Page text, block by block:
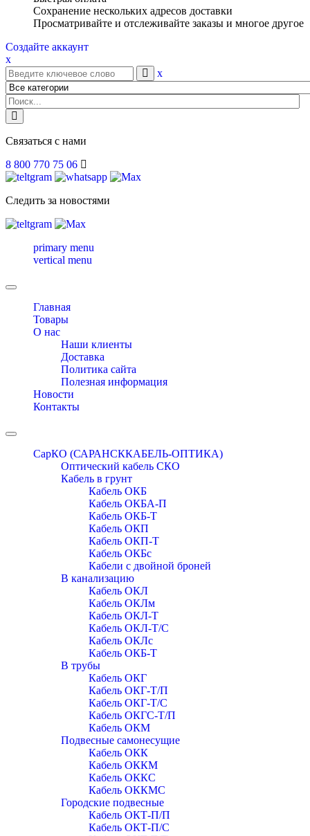
Сохранение нескольких адресов доставки
Просматривайте и отслеживайте заказы и многое другое
Создайте аккаунт
x
x
Связаться с нами
8 800 770 75 06
Следить за новостями
primary menu
vertical menu
Toggle
navigationГлавная
Товары
О нас
Наши клиенты
Доставка
Политика сайта
Полезная информация
Новости
Контакты
Toggle
navigationСарКО (САРАНСККАБЕЛЬ-ОПТИКА)
Оптический кабель СКО
Кабель в грунт
Кабель ОКБ
Кабель ОКБА-П
Кабель ОКБ-Т
Кабель ОКП
Кабель ОКП-Т
Кабель ОКБc
Кабели с двойной броней
В канализацию
Кабель ОКЛ
Кабель ОКЛм
Кабель ОКЛ-Т
Кабель ОКЛ-Т/С
Кабель ОКЛc
Кабель ОКБ-Т
В трубы
Кабель ОКГ
Кабель ОКГ-Т/П
Кабель ОКГ-Т/С
Кабель ОКГС-Т/П
Кабель ОКМ
Подвесные самонесущие
Кабель ОКК
Кабель ОККМ
Кабель ОККС
Кабель ОККМС
Городские подвесные
Кабель ОКТ-П/П
Кабель ОКТ-П/С